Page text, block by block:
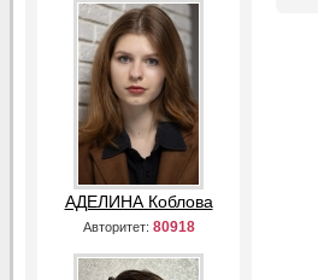
АДЕЛИНА Коблова
Авторитет: 80918